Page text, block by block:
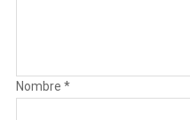
Nombre *